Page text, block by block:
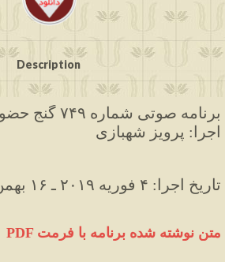
Description
برنامه صوتی شماره ۷۴۹ گنج حضور
اجرا: پرویز شهبازی
۱۳۹۷ تاریخ اجرا: ۴ فوریه ۲۰۱۹ ـ ۱۶ بهمن
PDF متن نوشته شده برنامه با فرمت